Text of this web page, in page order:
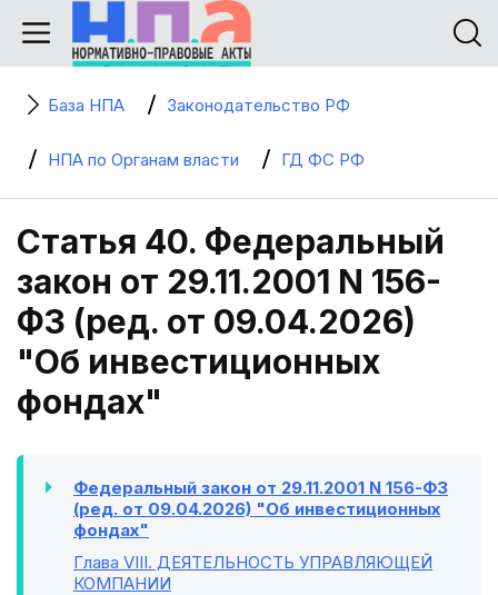
База НПА Законодательство РФ
НПА по Органам власти ГД ФС РФ
Статья 40. Федеральный
закон от 29.11.2001 N 156-
ФЗ (ред. от 09.04.2026)
"Об инвестиционных
фондах"
Федеральный закон от 29.11.2001 N 156-ФЗ
(ред. от 09.04.2026) "Об инвестиционных
фондах"
Глава VIII. ДЕЯТЕЛЬНОСТЬ УПРАВЛЯЮЩЕЙ
КОМПАНИИ